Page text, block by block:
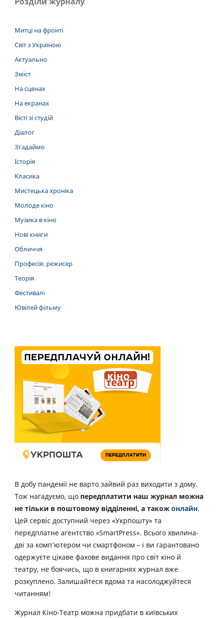
Митці на фронті
Світ з Україною
Актуально
Зміст
На сценах
На екранах
Вісті зі студій
Діалог
Згадаймо
Історія
Класика
Мистецька хроніка
Молоде кіно
Музика в кіно
Нові книги
Обличчя
Професія: режисер
Теорія
Фестивалі
Ювілей фільму
В добу пандемії не варто зайвий раз виходити з дому.
Тож нагадуємо, що передплатити наш журнал можна
не тільки в поштовому відділенні, а також онлайн.
Цей сервіс доступний через «Укрпошту» та
передплатне агентство «SmartPress». Всього хвилина-
дві за комп’ютером чи смартфоном – і ви гарантовано
одержуєте цікаве фахове видання про світ кіно й
театру, не боячись, що в книгарнях журнал вже
розкуплено. Залишайтеся вдома та насолоджуйтеся
читанням!
Журнал Кіно-Театр можна придбати в київських